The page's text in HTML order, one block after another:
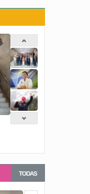
TODAS